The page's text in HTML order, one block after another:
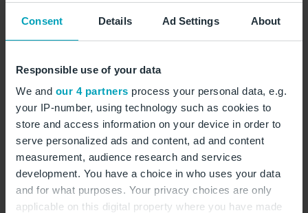
Consent Details Ad Settings About
Responsible use of your data
We and our 4 partners process your personal data, e.g.
your IP-number, using technology such as cookies to
store and access information on your device in order to
serve personalized ads and content, ad and content
measurement, audience research and services
development. You have a choice in who uses your data
and for what purposes. Your privacy choices are only
applicable on this digital property where you have made
dem 26. April dienstags und samstags. Jerez de la
Frontera folgt ab dem 29. April mit Flügen an
Mai mit Verbindungen am Donnerstag und Sonntag.
Darüber hinaus verstärkt die Airline ihre Frequenzen
zu bestehenden Destinationen. Malaga in Spanien, die
griechischen Inseln Kreta (Heraklion), Kos und
Rhodos, Graz in Österreich, Helsinki in Finnland,
Nizza in Frankreich, Split in Kroatien, Jerewan in
Armenien und Erbil im Irak werden künftig häufiger
angeflogen. Palma de Mallorca bietet Eurowings bis